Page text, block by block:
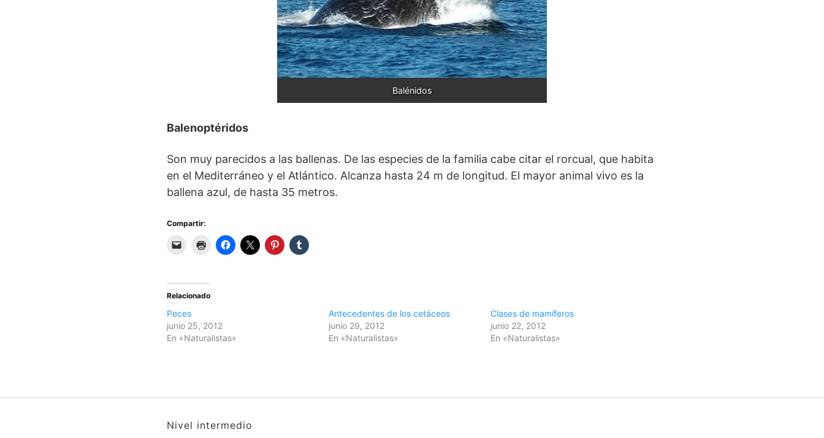
Balénidos
Balenoptéridos
Son muy parecidos a las ballenas. De las especies de la familia cabe citar el rorcual, que habita
en el Mediterráneo y el Atlántico. Alcanza hasta 24 m de longitud. El mayor animal vivo es la
ballena azul, de hasta 35 metros.
Compartir:
Relacionado
Peces
junio 25, 2012
En «Naturalistas»
Antecedentes de los cetáceos
junio 29, 2012
En «Naturalistas»
Clases de mamíferos
junio 22, 2012
En «Naturalistas»
Nivel intermedio